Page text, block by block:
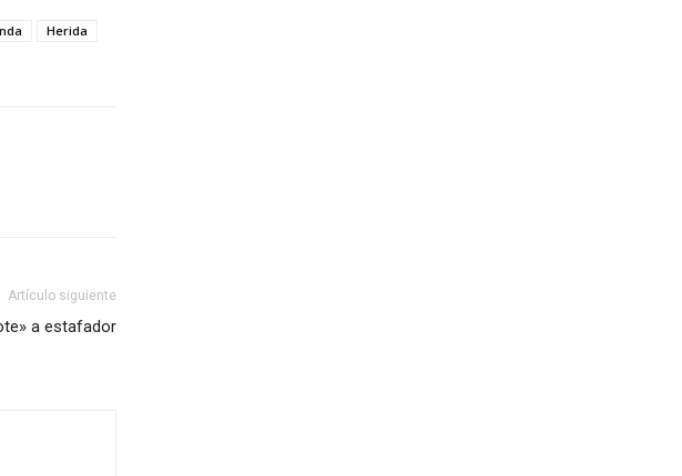
Herida
Artículo siguiente
a estafador